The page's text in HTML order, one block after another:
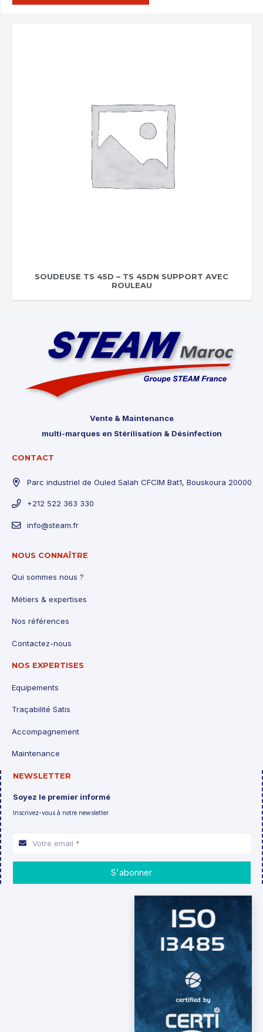
SOUDEUSE TS 45D – TS 45DN SUPPORT AVEC
ROULEAU
Vente & Maintenance
multi-marques en Stérilisation & Désinfection
CONTACT
Parc industriel de Ouled Salah CFCIM Bat1, Bouskoura 20000
+212 522 363 330
info@steam.fr
NOUS CONNAÎTRE
Qui sommes nous ?
Métiers & expertises
Nos références
Contactez-nous
NOS EXPERTISES
Equipements
Traçabilité Satis
Accompagnement
Maintenance
NEWSLETTER
Soyez le premier informé
Inscrivez-vous à notre newsletter
S'abonner